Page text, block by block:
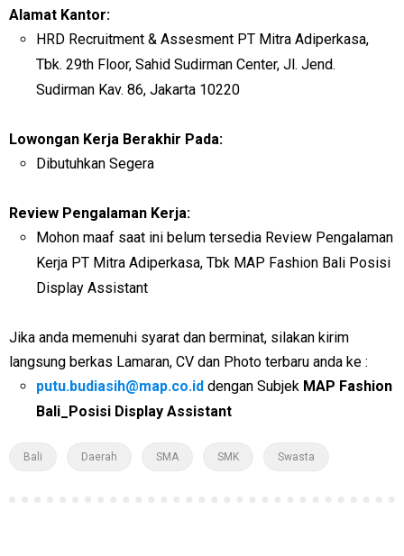
Alamat Kantor:
HRD Recruitment & Assesment PT Mitra Adiperkasa,
Tbk. 29th Floor, Sahid Sudirman Center, Jl. Jend.
Sudirman Kav. 86, Jakarta 10220
Lowongan Kerja Berakhir Pada:
Dibutuhkan Segera
Review Pengalaman Kerja:
Mohon maaf saat ini belum tersedia Review Pengalaman
Kerja PT Mitra Adiperkasa, Tbk MAP Fashion Bali Posisi
Display Assistant
Jika anda memenuhi syarat dan berminat, silakan kirim
langsung berkas Lamaran, CV dan Photo terbaru anda ke :
putu.budiasih@map.co.id dengan Subjek MAP Fashion
Bali_Posisi Display Assistant
Bali Daerah SMA SMK Swasta